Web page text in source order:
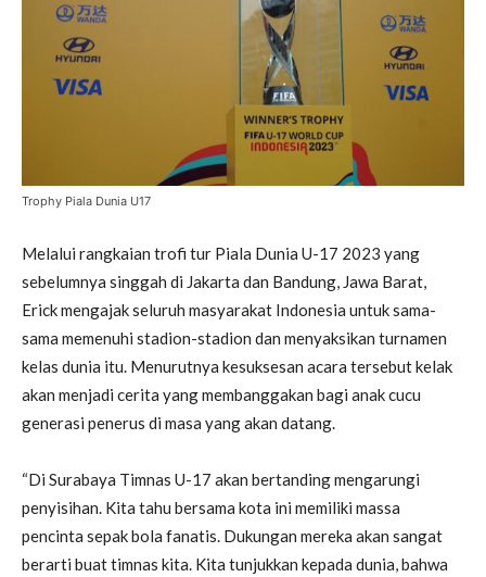
Trophy Piala Dunia U17
Melalui rangkaian trofi tur Piala Dunia U-17 2023 yang
sebelumnya singgah di Jakarta dan Bandung, Jawa Barat,
Erick mengajak seluruh masyarakat Indonesia untuk sama-
sama memenuhi stadion-stadion dan menyaksikan turnamen
kelas dunia itu. Menurutnya kesuksesan acara tersebut kelak
akan menjadi cerita yang membanggakan bagi anak cucu
generasi penerus di masa yang akan datang.
“Di Surabaya Timnas U-17 akan bertanding mengarungi
penyisihan. Kita tahu bersama kota ini memiliki massa
pencinta sepak bola fanatis. Dukungan mereka akan sangat
berarti buat timnas kita. Kita tunjukkan kepada dunia, bahwa